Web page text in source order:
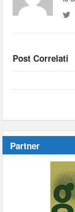
Post Correlati
Partner